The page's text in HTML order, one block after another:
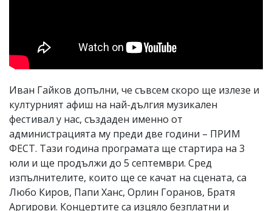
Иван Гайков допълни, че съвсем скоро ще излезе и
културният афиш на най-дългия музикален
фестивал у нас, създаден именно от
администрацията му преди две години – ПРИМ
ФЕСТ. Тази година програмата ще стартира на 3
юли и ще продължи до 5 септември. Сред
изпълнителите, които ще се качат на сцената, са
Любо Киров, Папи Ханс, Орлин Горанов, Братя
Аргирови. Концертите са изцяло безплатни и